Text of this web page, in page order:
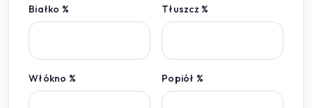
Białko % Tłuszcz %
Włókno % Popiół %